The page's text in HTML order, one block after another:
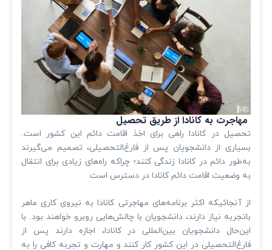
مهاجرت به کانادا از طریق تحصیل
تحصیل در کانادا راهی برای اخذ اقامت دائم این کشور است.
بسیاری از دانشجویان پس از فارغ‌التحصیلی، تصمیم می‌گیرند
به‌طور دائم در کانادا زندگی کنند؛ چراکه راه‌های زیادی برای انتقال
به وضعیت اقامت دائم کانادا در دسترس است.
از آنجائیکه اکثر برنامه‌های مهاجرتی کانادا به نیروی کاری ماهر
باتجربه نیاز دارند، دانشجویان با چالش‌هایی روبرو خواهند بود. با
این‌حال دانشجویان بین‌المللی در کانادا، اجازه دارند پس از
فارغ‌التحصیلی در این کشور کار کنند و مهارت و تجربه کافی را به